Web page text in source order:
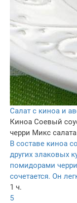
Салат с киноа и
Киноа Соевый
черри Микс
В составе киноа
других злаковых
помидорами
сочетается. Он
1 ч.
5